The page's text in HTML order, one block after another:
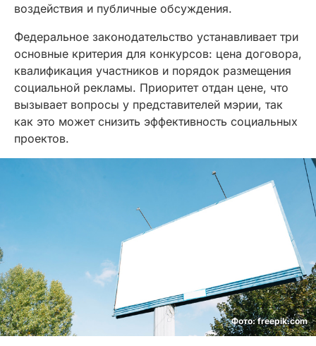
воздействия и публичные обсуждения.
Федеральное законодательство устанавливает три
основные критерия для конкурсов: цена договора,
квалификация участников и порядок размещения
социальной рекламы. Приоритет отдан цене, что
вызывает вопросы у представителей мэрии, так
как это может снизить эффективность социальных
проектов.
Фото: freepik.com